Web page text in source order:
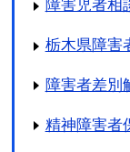
障害児者相
栃木県障害
障害者差別
精神障害者